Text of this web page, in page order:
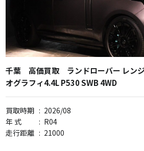
千葉 高価買取 ランドローバー レンジ
オグラフィ4.4L P530 SWB 4WD
買取時期 : 2026/08
年 式
: R04
走行距離 : 21000